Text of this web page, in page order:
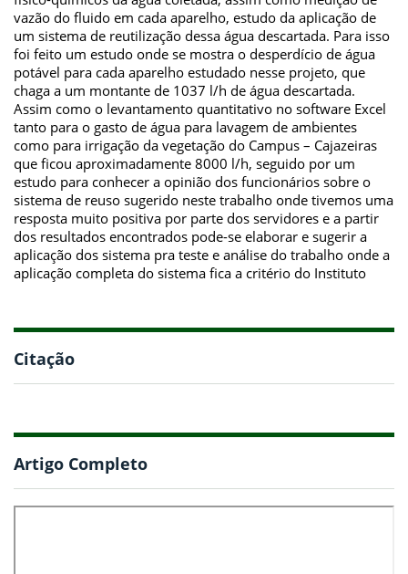
vazão do fluido em cada aparelho, estudo da aplicação de
um sistema de reutilização dessa água descartada. Para isso
foi feito um estudo onde se mostra o desperdício de água
potável para cada aparelho estudado nesse projeto, que
chaga a um montante de 1037 l/h de água descartada.
Assim como o levantamento quantitativo no software Excel
tanto para o gasto de água para lavagem de ambientes
como para irrigação da vegetação do Campus – Cajazeiras
que ficou aproximadamente 8000 l/h, seguido por um
estudo para conhecer a opinião dos funcionários sobre o
sistema de reuso sugerido neste trabalho onde tivemos uma
resposta muito positiva por parte dos servidores e a partir
dos resultados encontrados pode-se elaborar e sugerir a
aplicação dos sistema pra teste e análise do trabalho onde a
aplicação completa do sistema fica a critério do Instituto
Citação
Artigo Completo